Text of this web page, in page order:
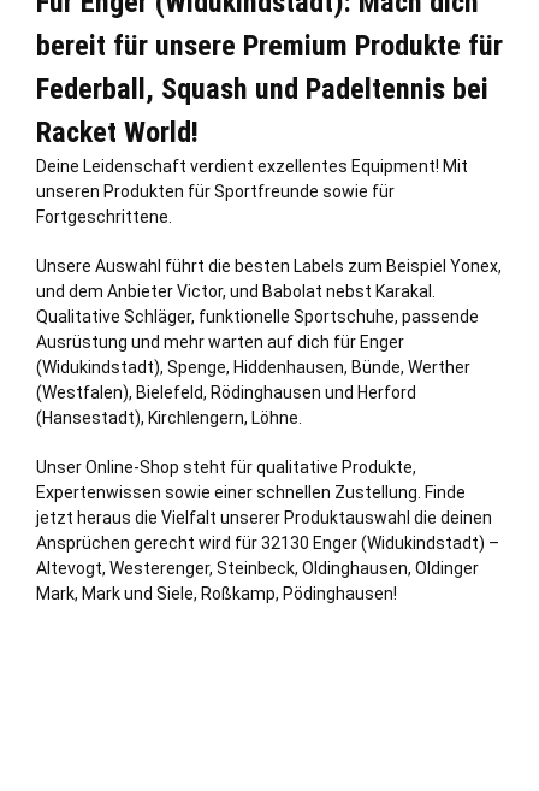
bereit für unsere Premium Produkte für
Federball, Squash und Padeltennis bei
Racket World!
Deine Leidenschaft verdient exzellentes Equipment! Mit
unseren Produkten für Sportfreunde sowie für
Fortgeschrittene.
Unsere Auswahl führt die besten Labels zum Beispiel Yonex,
und dem Anbieter Victor, und Babolat nebst Karakal.
Qualitative Schläger, funktionelle Sportschuhe, passende
Ausrüstung und mehr warten auf dich für Enger
(Widukindstadt), Spenge, Hiddenhausen, Bünde, Werther
(Westfalen), Bielefeld, Rödinghausen und Herford
(Hansestadt), Kirchlengern, Löhne
Unser Online-Shop steht für qualitative Produkte,
Expertenwissen sowie einer schnellen Zustellung. Finde
jetzt heraus die Vielfalt unserer Produktauswahl die deinen
Ansprüchen gerecht wird für 32130 Enger (Widukindstadt) –
Altevogt, Westerenger, Steinbeck, Oldinghausen, Oldinger
Mark, Mark und Siele, Roßkamp, Pödinghausen!